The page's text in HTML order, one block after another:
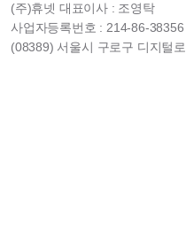
(주)휴넷 대표이사 : 조영탁
사업자등록번호 : 214-86-38356
(08389) 서울시 구로구 디지털